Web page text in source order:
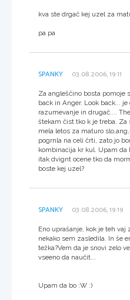
kva ste drgač kej uzel za
pa pa
SPANKY 03.08.2006, 19:11
Za angleščino bosta pomoje
back in Anger. Look back...
razumevanje in drugač....
štekam čist tko k je treba. Za
mela letos za maturo
pogrnla na celi črti, zato jo
kombinacija kr kul. Upam da
itak dvignt ocene tko da
boste kej uzel?
SPANKY 03.08.2006, 19:19
Eno uprašanje, kok je teh vaj
nekako sem zasledila. In še
težka?Vem da je snovi zelo
vseeno da naučit...
Upam da bo :W :)